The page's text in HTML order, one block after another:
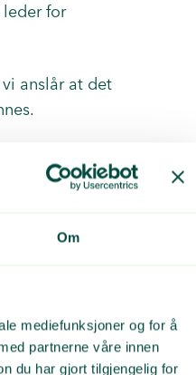
Om
mediefunksjoner og for å
partnerne våre innen
du har gjort tilgjengelig for
leder for
anslår at det
til
på
trukket fra. I